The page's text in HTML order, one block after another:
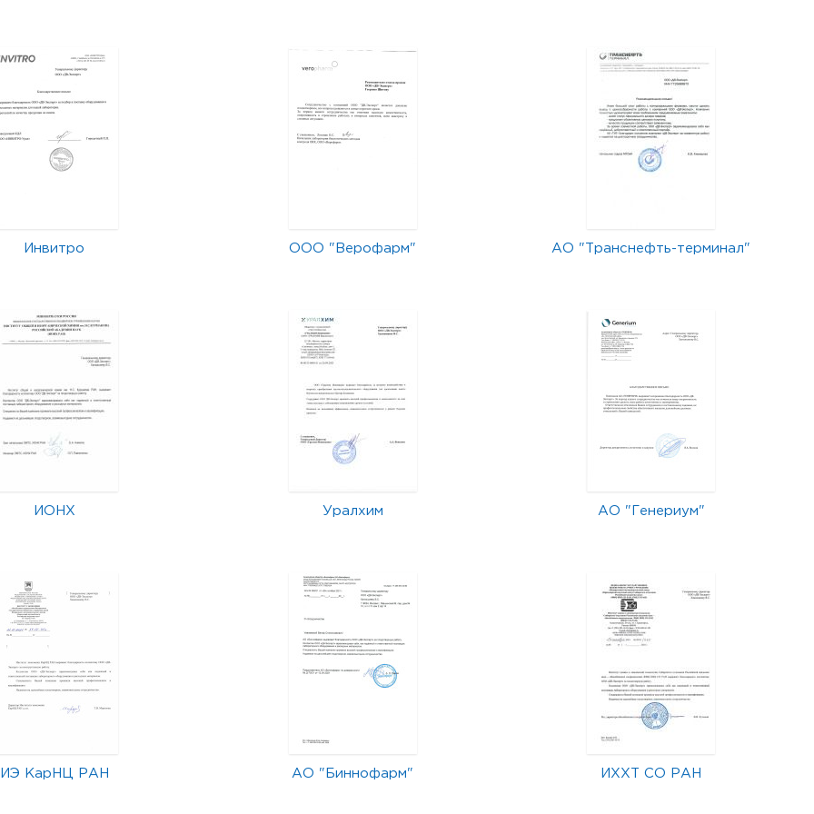
Инвитро ООО "Верофарм" АО "Транснефть-терминал"
ИОНХ Уралхим АО "Генериум"
ИЭ КарНЦ РАН АО "Биннофарм" ИХХТ СО РАН